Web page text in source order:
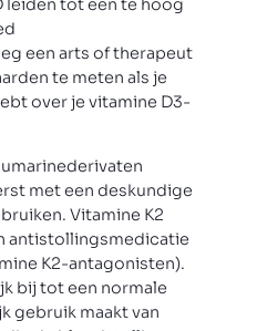
leiden tot een te hoog
een arts of therapeut
te meten als je
over je vitamine D3-
met een deskundige
Vitamine K2
antistollingsmedicatie
K2-antagonisten).
bij tot een normale
gebruik maakt van